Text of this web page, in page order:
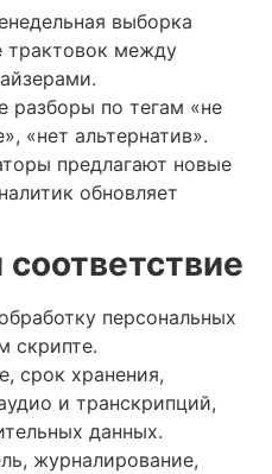
выборка
трактовок между
разборы по тегам «не
«нет альтернатив».
предлагают новые
обновляет
персональных
скрипте.
срок хранения,
и транскрипций,
данных.
журналирование,